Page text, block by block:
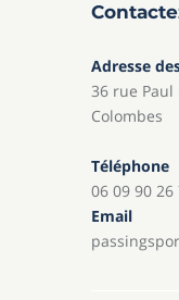
Adresse
36 rue Paul
Colombes
Téléphone
06 09 90 26
Email